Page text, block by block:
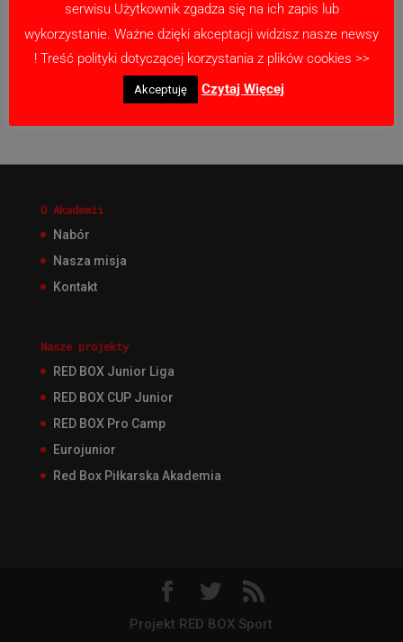
Zapamiętaj moje dane w tej przeglądarce
podczas pisania kolejnych komentarzy.
O Akademii
Nabór
Nasza misja
Kontakt
Nasze projekty
RED BOX Junior Liga
RED BOX CUP Junior
RED BOX Pro Camp
Eurojunior
Red Box Piłkarska Akademia
Projekt RED BOX Sport
serwisu Użytkownik zgadza się na ich zapis lub
wykorzystanie. Ważne dzięki akceptacji widzisz nasze newsy
! Treść polityki dotyczącej korzystania z plików cookies >>
Akceptuję Czytaj Więcej